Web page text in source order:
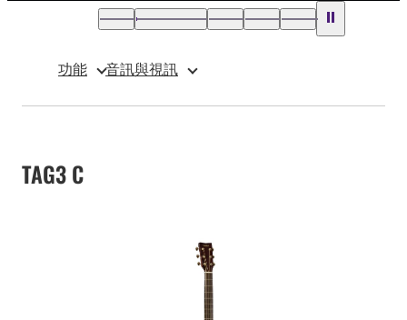
功能 音訊與視訊
TAG3 C